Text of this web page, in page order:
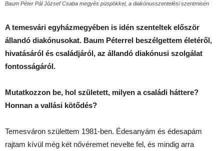
Baum Péter Pál József Csaba megyés püspökkel, a diakónusszentelési szentmisén
A temesvári egyházmegyében is idén szenteltek először
állandó diakónusokat. Baum Péterrel beszélgettem életéről,
hivatásáról és családjáról, az állandó diakónusi szolgálat
fontosságáról.
Mutatkozzon be, hol született, milyen a családi háttere?
Honnan a vallási kötődés?
Temesváron születtem 1981-ben. Édesanyám és édesapám
rajtam kívül még két nővéremet nevelte fel, és mindig arra